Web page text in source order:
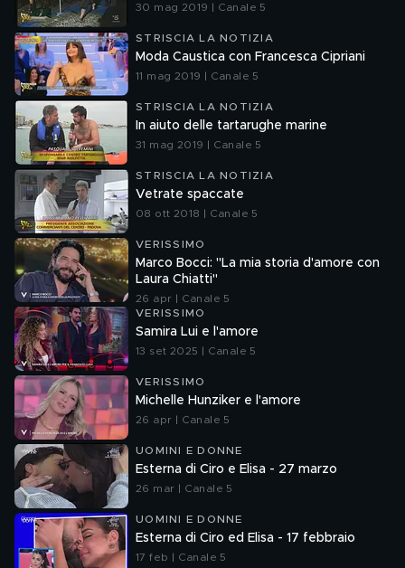
30 mag 2019 | Canale 5
STRISCIA LA NOTIZIA
Moda Caustica con Francesca Cipriani
11 mag 2019 | Canale 5
STRISCIA LA NOTIZIA
In aiuto delle tartarughe marine
31 mag 2019 | Canale 5
STRISCIA LA NOTIZIA
Vetrate spaccate
08 ott 2018 | Canale 5
VERISSIMO
Marco Bocci: "La mia storia d'amore con
Laura Chiatti"
26 apr | Canale 5
VERISSIMO
Samira Lui e l'amore
13 set 2025 | Canale 5
VERISSIMO
Michelle Hunziker e l'amore
26 apr | Canale 5
UOMINI E DONNE
Esterna di Ciro e Elisa - 27 marzo
26 mar | Canale 5
UOMINI E DONNE
Esterna di Ciro ed Elisa - 17 febbraio
17 feb | Canale 5